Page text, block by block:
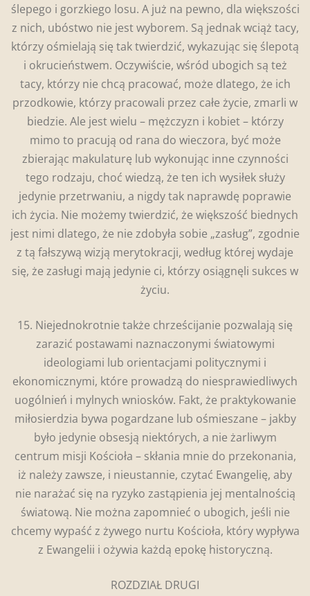
ślepego i gorzkiego losu. A już na pewno, dla większości
z nich, ubóstwo nie jest wyborem. Są jednak wciąż tacy,
którzy ośmielają się tak twierdzić, wykazując się ślepotą
i okrucieństwem. Oczywiście, wśród ubogich są też
tacy, którzy nie chcą pracować, może dlatego, że ich
przodkowie, którzy pracowali przez całe życie, zmarli w
biedzie. Ale jest wielu – mężczyzn i kobiet – którzy
mimo to pracują od rana do wieczora, być może
zbierając makulaturę lub wykonując inne czynności
tego rodzaju, choć wiedzą, że ten ich wysiłek służy
jedynie przetrwaniu, a nigdy tak naprawdę poprawie
ich życia. Nie możemy twierdzić, że większość biednych
jest nimi dlatego, że nie zdobyła sobie „zasług”, zgodnie
z tą fałszywą wizją merytokracji, według której wydaje
się, że zasługi mają jedynie ci, którzy osiągnęli sukces w
życiu.
15. Niejednokrotnie także chrześcijanie pozwalają się
zarazić postawami naznaczonymi światowymi
ideologiami lub orientacjami politycznymi i
ekonomicznymi, które prowadzą do niesprawiedliwych
uogólnień i mylnych wniosków. Fakt, że praktykowanie
miłosierdzia bywa pogardzane lub ośmieszane – jakby
było jedynie obsesją niektórych, a nie żarliwym
centrum misji Kościoła – skłania mnie do przekonania,
iż należy zawsze, i nieustannie, czytać Ewangelię, aby
nie narażać się na ryzyko zastąpienia jej mentalnością
światową. Nie można zapomnieć o ubogich, jeśli nie
chcemy wypaść z żywego nurtu Kościoła, który wypływa
z Ewangelii i ożywia każdą epokę historyczną.
ROZDZIAŁ DRUGI